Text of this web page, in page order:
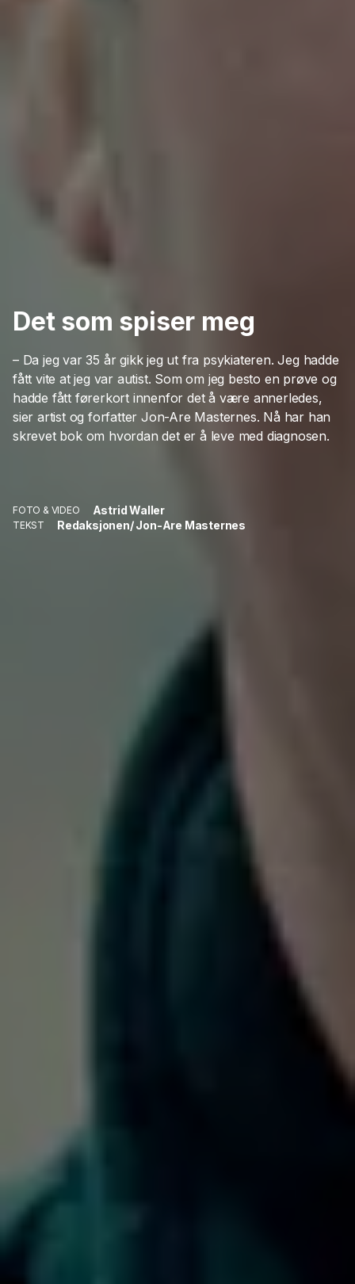
Det som spiser meg
– Da jeg var 35 år gikk jeg ut fra psykiateren. Jeg hadde
fått vite at jeg var autist. Som om jeg besto en prøve og
hadde fått førerkort innenfor det å være annerledes,
sier artist og forfatter Jon-Are Masternes. Nå har han
skrevet bok om hvordan det er å leve med diagnosen.
FOTO & VIDEO Astrid Waller
TEKST Redaksjonen/ Jon-Are Masternes